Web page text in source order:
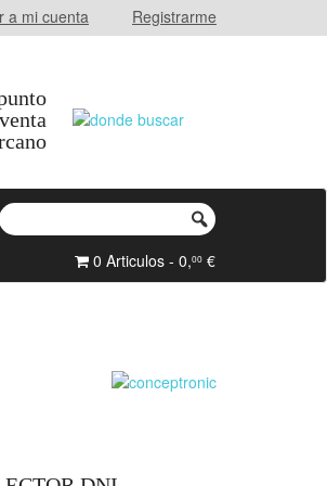
a mi cuenta Registrarme
0 Articulos - 0,00 €